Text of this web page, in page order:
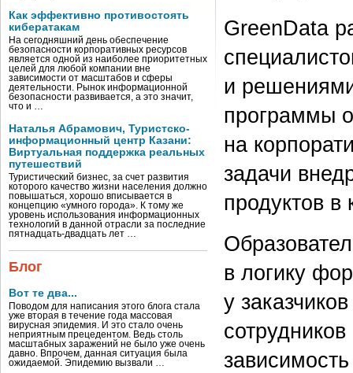
Как эффективно противостоять
кибератакам
На сегодняшний день обеспечение
безопасности корпоративных ресурсов
является одной из наиболее приоритетных
целей для любой компании вне
зависимости от масштабов и сферы
деятельности. Рынок информационной
безопасности развивается, а это значит,
что и …
Наталья Абрамович, Туристско-
информационный центр Казани:
Виртуальная поддержка реальных
путешествий
Туристический бизнес, за счет развития
которого качество жизни населения должно
повышаться, хорошо вписывается в
концепцию «умного города». К тому же
уровень использования информационных
технологий в данной отрасли за последние
пятнадцать-двадцать лет …
Блог
Вот те два...
Поводом для написания этого блога стала
уже вторая в течение года массовая
вирусная эпидемия. И это стало очень
неприятным прецедентом. Ведь столь
масштабных заражений не было уже очень
давно. Впрочем, данная ситуация была
ожидаемой. Эпидемию вызвали …
GreenData
и
программы
на
задачи
продуктов
в логику
у